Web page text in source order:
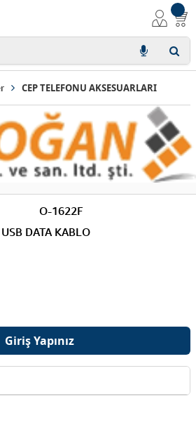
CEP TELEFONU AKSESUARLARI
O-1622F
DATA KABLO
Giriş Yapınız